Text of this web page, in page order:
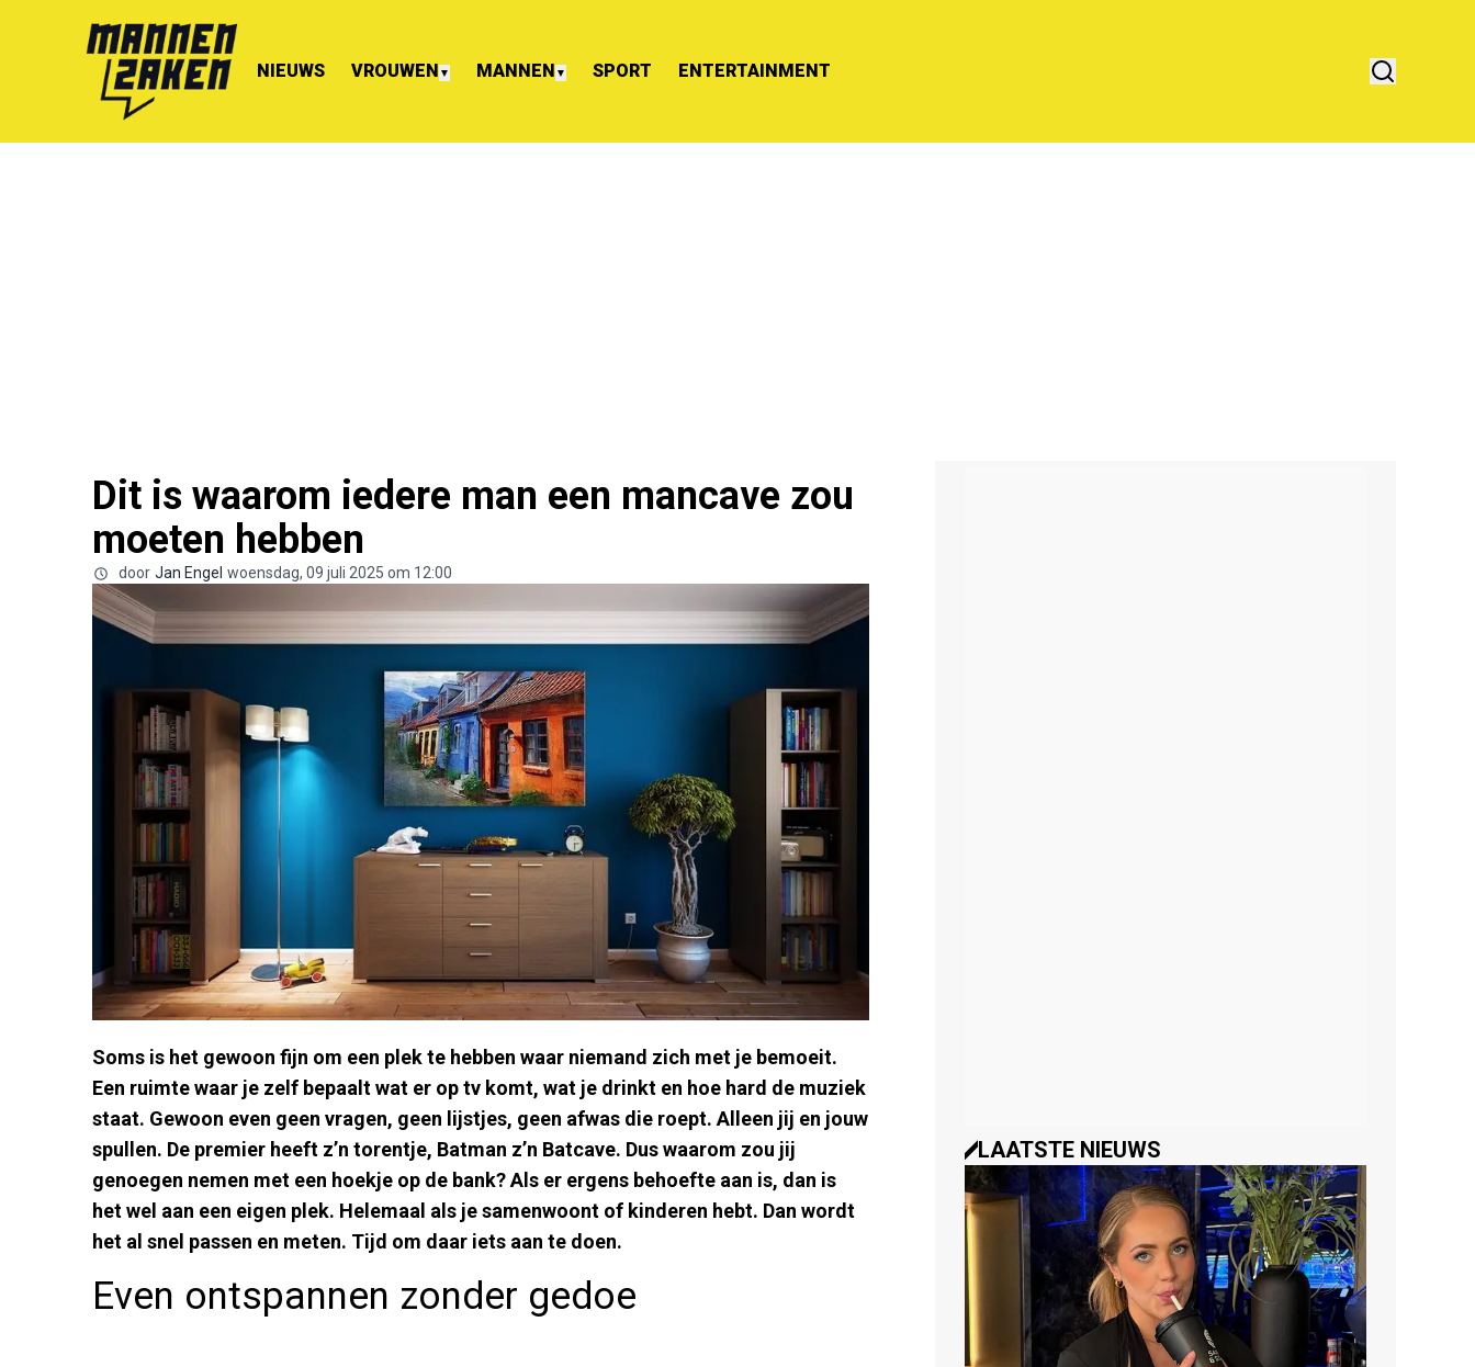
NIEUWS VROUWEN ▼ MANNEN ▼ SPORT ENTERTAINMENT
Dit is waarom iedere man een mancave zou
moeten hebben
door Jan Engel woensdag, 09 juli 2025 om 12:00
Soms is het gewoon fijn om een plek te hebben waar niemand zich met je bemoeit.
Een ruimte waar je zelf bepaalt wat er op tv komt, wat je drinkt en hoe hard de muziek
staat. Gewoon even geen vragen, geen lijstjes, geen afwas die roept. Alleen jij en jouw
spullen. De premier heeft z’n torentje, Batman z’n Batcave. Dus waarom zou jij
genoegen nemen met een hoekje op de bank? Als er ergens behoefte aan is, dan is
het wel aan een eigen plek. Helemaal als je samenwoont of kinderen hebt. Dan wordt
het al snel passen en meten. Tijd om daar iets aan te doen.
Even ontspannen zonder gedoe
LAATSTE NIEUWS